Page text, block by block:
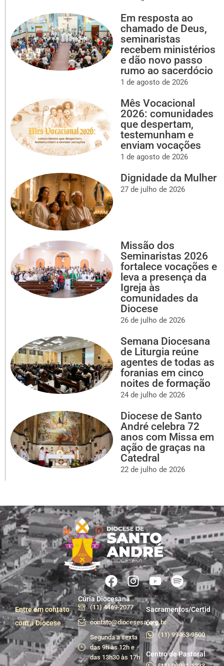
Em resposta ao
chamado de Deus,
seminaristas
recebem ministérios
e dão novo passo
rumo ao sacerdócio
1 de agosto de 2026
Mês Vocacional
2026: comunidades
que despertam,
testemunham e
enviam vocações
1 de agosto de 2026
Dignidade da Mulher
27 de julho de 2026
Missão dos
Seminaristas 2026
fortalece vocações e
leva a presença da
Igreja às
comunidades da
Diocese
26 de julho de 2026
Semana Diocesana
de Liturgia reúne
agentes de todas as
foranias em cinco
noites de formação
24 de julho de 2026
Diocese de Santo
André celebra 72
anos com Missa em
ação de graças na
Catedral
22 de julho de 2026
Entre em contato
com a Diocese
Cúria Diocesana
(11) 4469-2077
contato@diocesesa.org.br
Segunda a sexta
das 9h às 12h e
das 13h30 às 17h
Sacramentos/Certid
ões
(11) 99463-9500
Centro de Pastoral